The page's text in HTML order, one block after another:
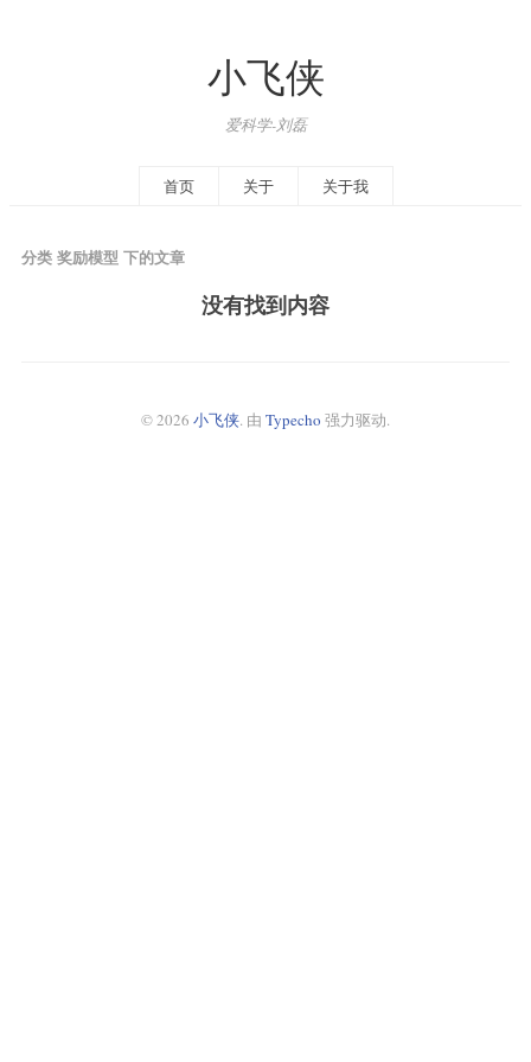
小飞侠
爱科学-刘磊
首页 关于 关于我
分类 奖励模型 下的文章
没有找到内容
© 2026 小飞侠. 由 Typecho 强力驱动.